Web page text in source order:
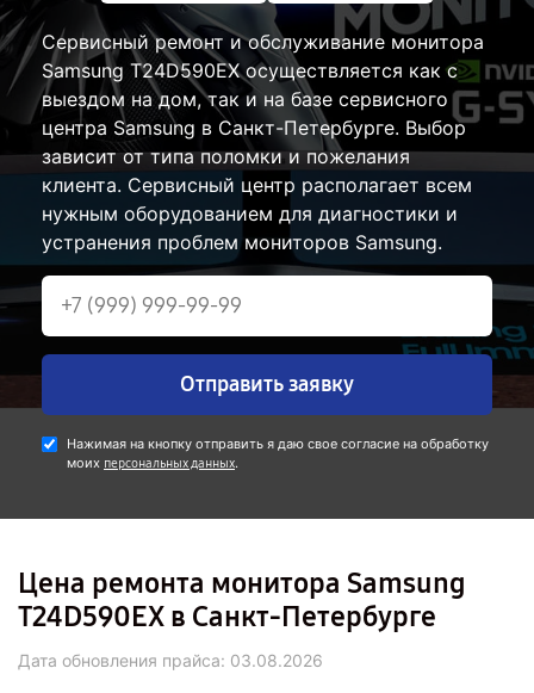
Сервисный ремонт и обслуживание монитора
Samsung T24D590EX осуществляется как с
выездом на дом, так и на базе сервисного
центра Samsung в Санкт-Петербурге. Выбор
зависит от типа поломки и пожелания
клиента. Сервисный центр располагает всем
нужным оборудованием для диагностики и
устранения проблем мониторов Samsung.
Отправить заявку
Нажимая на кнопку отправить я даю свое согласие на обработку
моих персональных данных.
Цена ремонта монитора Samsung
T24D590EX в Санкт-Петербурге
Дата обновления прайса: 03.08.2026